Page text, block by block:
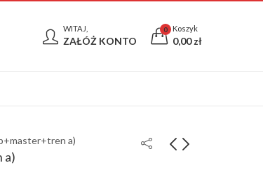
WITAJ,
ZAŁÓŻ KONTO
0 Koszyk
0,00zł
a)
a)